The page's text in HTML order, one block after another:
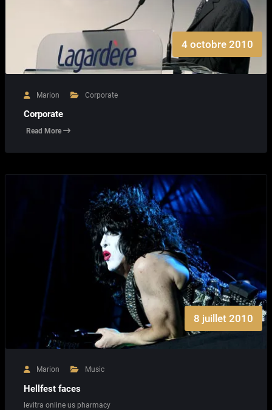
4 octobre 2010
Marion Corporate
Corporate
Read More
8 juillet 2010
Marion Music
Hellfest faces
levitra online us pharmacy